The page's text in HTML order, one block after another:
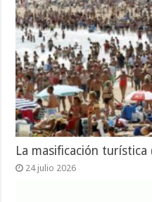
La masificación
24 julio 2026